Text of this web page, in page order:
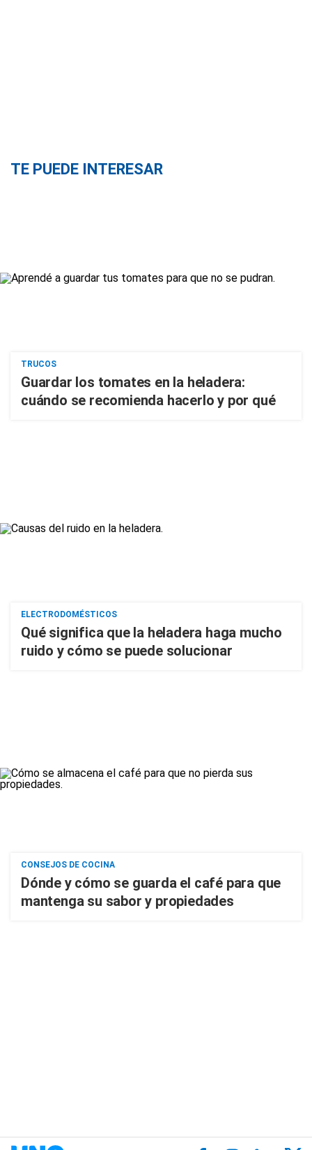
TE PUEDE INTERESAR
TRUCOS
Guardar los tomates en la heladera:
cuándo se recomienda hacerlo y por qué
ELECTRODOMÉSTICOS
Qué significa que la heladera haga mucho
ruido y cómo se puede solucionar
CONSEJOS DE COCINA
Dónde y cómo se guarda el café para que
mantenga su sabor y propiedades